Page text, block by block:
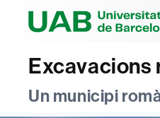
Excavacions
Un municipi